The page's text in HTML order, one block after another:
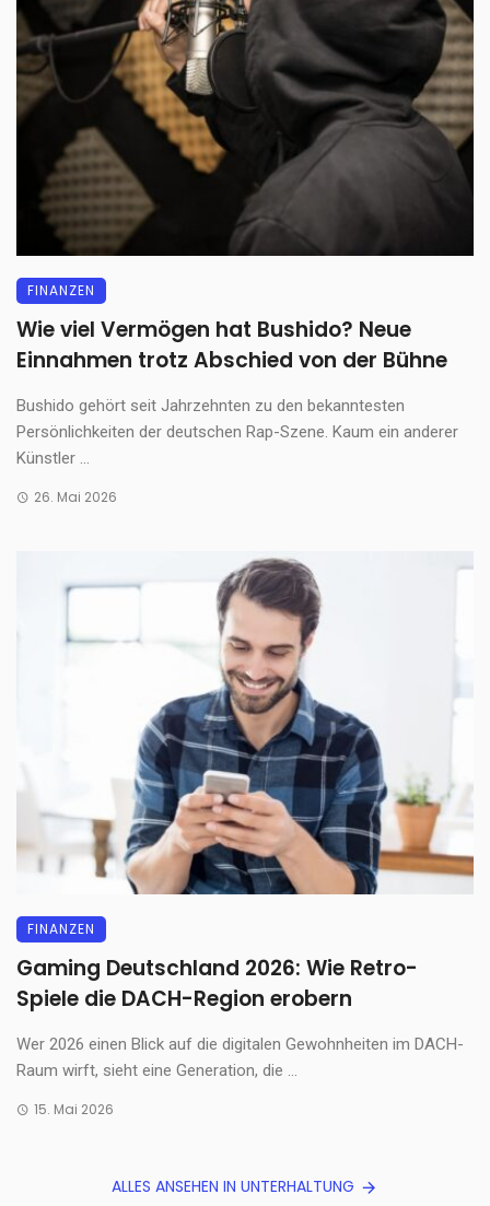
FINANZEN
Wie viel Vermögen hat Bushido? Neue
Einnahmen trotz Abschied von der Bühne
Bushido gehört seit Jahrzehnten zu den bekanntesten
Persönlichkeiten der deutschen Rap-Szene. Kaum ein anderer
Künstler ...
26. Mai 2026
FINANZEN
Gaming Deutschland 2026: Wie Retro-
Spiele die DACH-Region erobern
Wer 2026 einen Blick auf die digitalen Gewohnheiten im DACH-
Raum wirft, sieht eine Generation, die ...
15. Mai 2026
ALLES ANSEHEN IN UNTERHALTUNG